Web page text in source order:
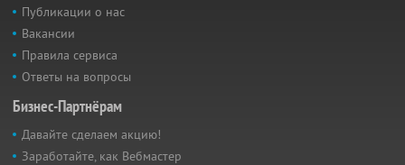
Публикации о нас
Вакансии
Правила сервиса
Ответы на вопросы
Бизнес-Партнёрам
Давайте сделаем акцию!
Заработайте, как Вебмастер